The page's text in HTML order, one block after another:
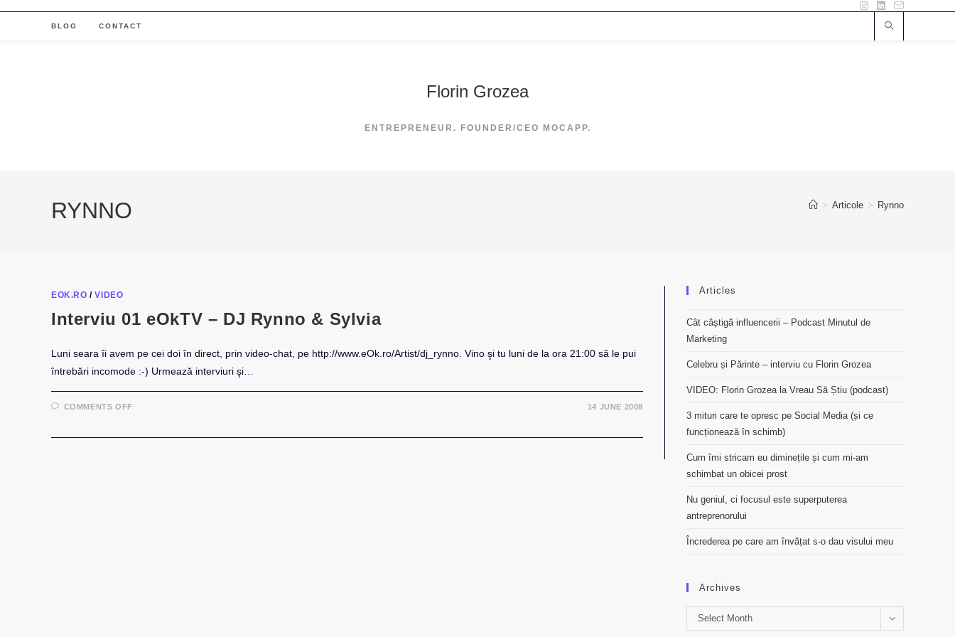
BLOG CONTACT
Florin Grozea
ENTREPRENEUR. FOUNDER/CEO MOCAPP.
RYNNO > Articole > Rynno
EOK.RO /VIDEO
Interviu 01 eOkTV – DJ Rynno & Sylvia
Luni seara îi avem pe cei doi în direct, prin video-chat, pe http://www.eOk.ro/Artist/dj_rynno. Vino şi tu luni de la ora 21:00 să le pui
întrebări incomode :-) Urmează interviuri şi…
COMMENTS OFFON
14 JUNE 2008
Articles
Cât câștigă influencerii – Podcast Minutul de
Marketing
Celebru și Părinte – interviu cu Florin Grozea
VIDEO: Florin Grozea la Vreau Să Știu (podcast)
3 mituri care te opresc pe Social Media (și ce
funcționează în schimb)
Cum îmi stricam eu diminețile și cum mi-am
schimbat un obicei prost
Nu geniul, ci focusul este superputerea
antreprenorului
Încrederea pe care am învățat s-o dau visului meu
Archives
Archives
Select Month